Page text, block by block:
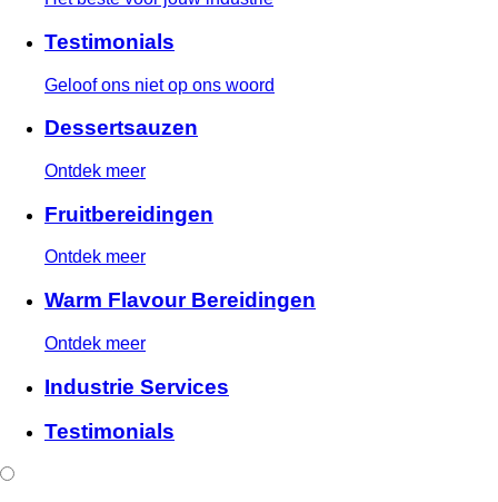
Testimonials
Geloof ons niet op ons woord
Dessertsauzen
Ontdek meer
Fruitbereidingen
Ontdek meer
Warm Flavour Bereidingen
Ontdek meer
Industrie Services
Testimonials